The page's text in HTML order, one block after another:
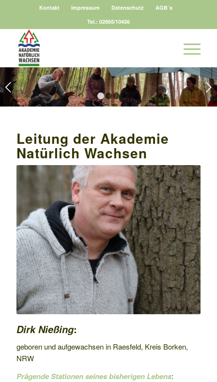
Kontakt Impressum Datenschutz
AGB´s
Tel.: 02865/10456
Weiter
1 2 3
Leitung der Akademie
Natürlich Wachsen
Dirk Nießing:
geboren und aufgewachsen in Raesfeld, Kreis Borken,
NRW
Prägende Stationen seines bisherigen Lebens: